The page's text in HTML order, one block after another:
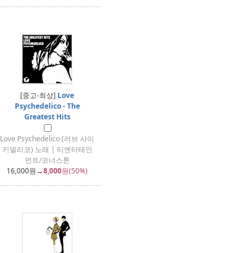
[중고-최상] Love
Psychedelico - The
Greatest Hits
Love Psychedelico (러브 사이
키델리코) 노래 | 티엔터테인
먼트/코너스톤
16,000원→8,000원(50%)